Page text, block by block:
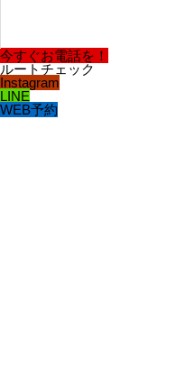
今すぐお電話を！
ルートチェック
Instagram
LINE
WEB予約